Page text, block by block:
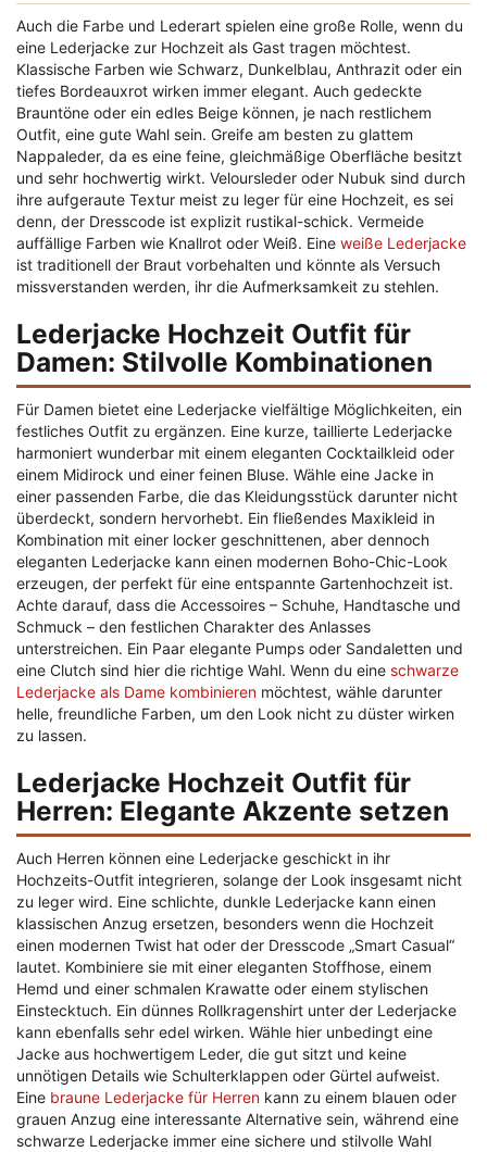
Auch die Farbe und Lederart spielen eine große Rolle, wenn du
eine Lederjacke zur Hochzeit als Gast tragen möchtest.
Klassische Farben wie Schwarz, Dunkelblau, Anthrazit oder ein
tiefes Bordeauxrot wirken immer elegant. Auch gedeckte
Brauntöne oder ein edles Beige können, je nach restlichem
Outfit, eine gute Wahl sein. Greife am besten zu glattem
Nappaleder, da es eine feine, gleichmäßige Oberfläche besitzt
und sehr hochwertig wirkt. Veloursleder oder Nubuk sind durch
ihre aufgeraute Textur meist zu leger für eine Hochzeit, es sei
denn, der Dresscode ist explizit rustikal-schick. Vermeide
auffällige Farben wie Knallrot oder Weiß. Eine weiße Lederjacke
ist traditionell der Braut vorbehalten und könnte als Versuch
missverstanden werden, ihr die Aufmerksamkeit zu stehlen.
Lederjacke Hochzeit Outfit für
Damen: Stilvolle Kombinationen
Für Damen bietet eine Lederjacke vielfältige Möglichkeiten, ein
festliches Outfit zu ergänzen. Eine kurze, taillierte Lederjacke
harmoniert wunderbar mit einem eleganten Cocktailkleid oder
einem Midirock und einer feinen Bluse. Wähle eine Jacke in
einer passenden Farbe, die das Kleidungsstück darunter nicht
überdeckt, sondern hervorhebt. Ein fließendes Maxikleid in
Kombination mit einer locker geschnittenen, aber dennoch
eleganten Lederjacke kann einen modernen Boho-Chic-Look
erzeugen, der perfekt für eine entspannte Gartenhochzeit ist.
Achte darauf, dass die Accessoires – Schuhe, Handtasche und
Schmuck – den festlichen Charakter des Anlasses
unterstreichen. Ein Paar elegante Pumps oder Sandaletten und
eine Clutch sind hier die richtige Wahl. Wenn du eine schwarze
Lederjacke als Dame kombinieren möchtest, wähle darunter
helle, freundliche Farben, um den Look nicht zu düster wirken
zu lassen.
Lederjacke Hochzeit Outfit für
Herren: Elegante Akzente setzen
Auch Herren können eine Lederjacke geschickt in ihr
Hochzeits-Outfit integrieren, solange der Look insgesamt nicht
zu leger wird. Eine schlichte, dunkle Lederjacke kann einen
klassischen Anzug ersetzen, besonders wenn die Hochzeit
einen modernen Twist hat oder der Dresscode „Smart Casual“
lautet. Kombiniere sie mit einer eleganten Stoffhose, einem
Hemd und einer schmalen Krawatte oder einem stylischen
Einstecktuch. Ein dünnes Rollkragenshirt unter der Lederjacke
kann ebenfalls sehr edel wirken. Wähle hier unbedingt eine
Jacke aus hochwertigem Leder, die gut sitzt und keine
unnötigen Details wie Schulterklappen oder Gürtel aufweist.
Eine braune Lederjacke für Herren kann zu einem blauen oder
grauen Anzug eine interessante Alternative sein, während eine
schwarze Lederjacke immer eine sichere und stilvolle Wahl